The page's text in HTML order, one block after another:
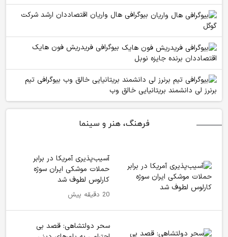
بیوگرافی هال واریان اقتصاددان ارشد شرکت
گوگل
بیوگرافی فریدریش فون هایک
اقتصاددان برنده جایزه نوبل
بیوگرافی تیم
برنرز لی دانشمند بریتانیایی خالق وب
فرهنگ، هنر و سینما
آسیب‌پذیری آمریکا در برابر
حملات موشکی ایران سوژه
کارلوس لطوف شد
20 دقیقه پیش
سحر دولتشاهی: قصد بی